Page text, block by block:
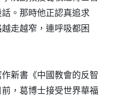
。那時他正認真追求
越走越窄，連呼吸都困
新書《中國教會的反智
，葛博士接受世界華福